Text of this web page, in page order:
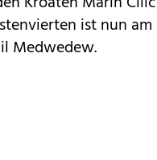
ist nun
Medwedew.